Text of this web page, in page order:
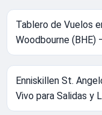
Tablero de Vuelos
Woodbourne (BHE)
Enniskillen St.
Vivo para Salidas y